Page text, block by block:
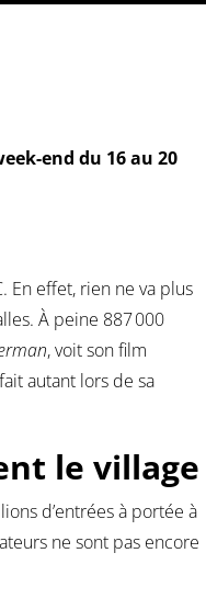
end du 16 au 20
En effet, rien ne va plus
À peine 887 000
, voit son film
autant lors de sa
le village
d’entrées à portée à
ne sont pas encore